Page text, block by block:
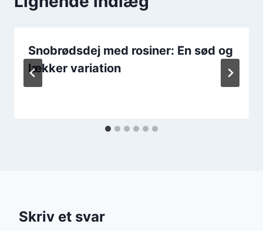
Snobrødsdej med rosiner: En sød og
lækker variation
Skriv et svar